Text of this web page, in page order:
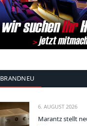
BRANDNEU
6. AUGUST 2026
Marantz stellt